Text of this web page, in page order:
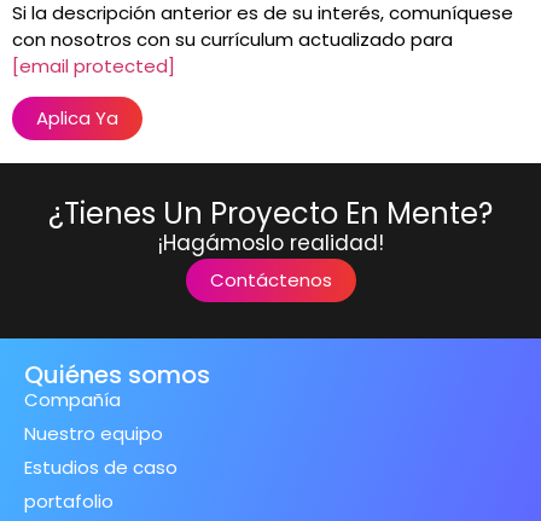
Si la descripción anterior es de su interés, comuníquese
con nosotros con su currículum actualizado para
[email protected]
Aplica Ya
¿Tienes Un Proyecto En Mente?
¡Hagámoslo realidad!
Contáctenos
Quiénes somos
Compañía
Nuestro equipo
Estudios de caso
portafolio